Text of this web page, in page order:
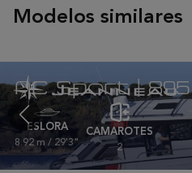
Modelos similares
NC Sport |
ESLORA
8.92 m / 29'3"
CAMAROTES
2